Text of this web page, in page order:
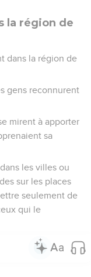
la région de
dans la région de
gens reconnurent
mirent à apporter
sa
les villes ou
sur les places
seulement de
qui le